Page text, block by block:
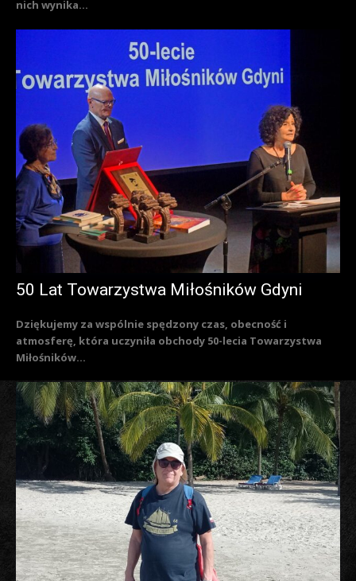
nich wynika...
50 Lat Towarzystwa Miłośników Gdyni
Dziękujemy za wspólnie spędzony czas, obecność i
atmosferę, która uczyniła obchody 50-lecia Towarzystwa
Miłośników...